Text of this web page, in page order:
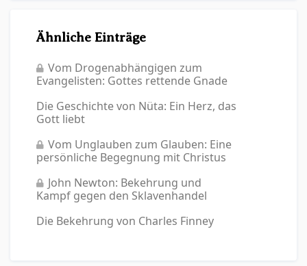
Ähnliche Einträge
Vom Drogenabhängigen zum
Evangelisten: Gottes rettende Gnade
Die Geschichte von Nüta: Ein Herz, das
Gott liebt
Vom Unglauben zum Glauben: Eine
persönliche Begegnung mit Christus
John Newton: Bekehrung und
Kampf gegen den Sklavenhandel
Die Bekehrung von Charles Finney